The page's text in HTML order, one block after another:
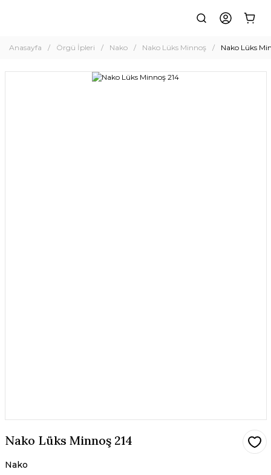
Anasayfa Örgü İpleri Nako Nako Lüks Minnoş Nako Lüks
Nako Lüks Minnoş 214
Nako